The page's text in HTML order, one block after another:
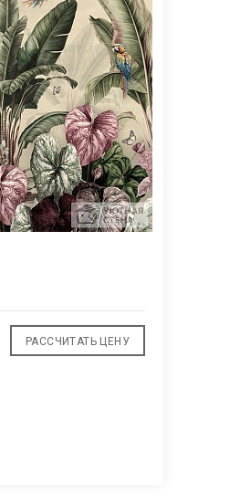
РАССЧИТАТЬ ЦЕНУ